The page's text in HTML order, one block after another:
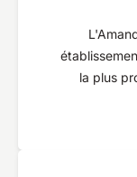
la plus